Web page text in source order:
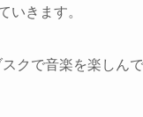
いきます。
クで音楽を楽しん